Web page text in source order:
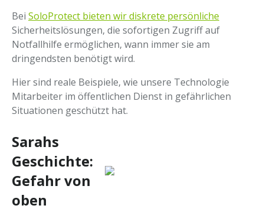
Bei SoloProtect bieten wir diskrete persönliche
Sicherheitslösungen, die sofortigen Zugriff auf
Notfallhilfe ermöglichen, wann immer sie am
dringendsten benötigt wird.
Hier sind reale Beispiele, wie unsere Technologie
Mitarbeiter im öffentlichen Dienst in gefährlichen
Situationen geschützt hat.
Sarahs
Geschichte:
Gefahr von
oben